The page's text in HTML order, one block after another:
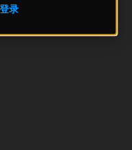
登录